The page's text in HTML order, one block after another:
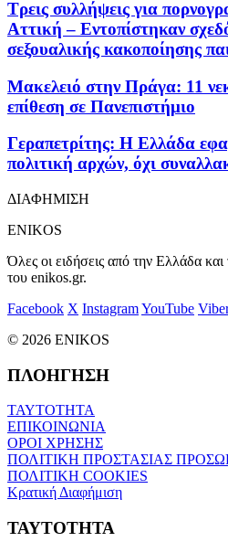
Τρεις συλλήψεις για
Αττική – Εντοπίστηκαν
σεξουαλικής κακοποίησης
Μακελειό στην Πράγα: 11
επίθεση σε Πανεπιστήμιο
Γεραπετρίτης: Η Ελλάδα
πολιτική αρχών, όχι
ΔΙΑΦΗΜΙΣΗ
ENIKOS
Όλες οι ειδήσεις από την Ελλάδα
του enikos.gr.
Facebook X InstagramYouTube
© 2026 ENIKOS
ΠΛΟΗΓΗΣΗ
ΤΑΥΤΟΤΗΤΑ
ΕΠΙΚΟΙΝΩΝΙΑ
ΟΡΟΙ ΧΡΗΣΗΣ
ΠΟΛΙΤΙΚΗ ΠΡΟΣΤΑΣΙΑΣ
ΠΟΛΙΤΙΚΗ COOKIES
Κρατική Διαφήμιση
ΤΑΥΤΟΤΗΤΑ